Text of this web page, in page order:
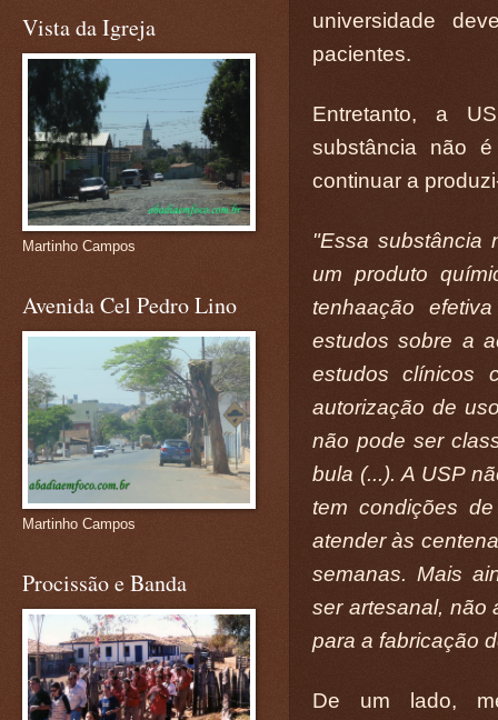
universidade
pacientes.
Entretanto, a
substância não
continuar a
"Essa substância
um produto
tenhaação
estudos sobre a
estudos clínicos
autorização de
não pode ser
bula (...).A USP
tem condições
atender às
semanas. Mais
ser artesanal, não
para a fabricação
De um lado,
Vista da Igreja
Martinho Campos
Avenida Cel Pedro Lino
Martinho Campos
Procissão e Banda